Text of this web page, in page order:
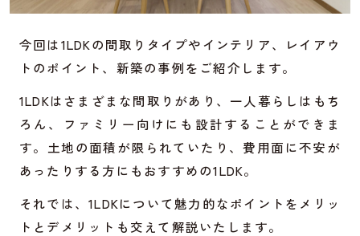
今回は1LDKの間取りタイプやインテリア、レイアウ
トのポイント、新築の事例をご紹介します。
1LDKはさまざまな間取りがあり、一人暮らしはもち
ろん、ファミリー向けにも設計することができま
す。土地の面積が限られていたり、費用面に不安が
あったりする方にもおすすめの1LDK。
それでは、1LDKについて魅力的なポイントをメリッ
トとデメリットも交えて解説いたします。